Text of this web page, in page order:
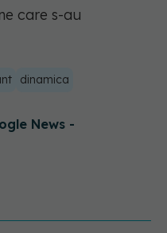
care s-au
dinamica
News -